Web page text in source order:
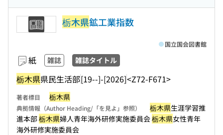
栃木県鉱工業指数
紙 雑誌 雑誌タイトル
栃木県県民生活部[19--]-[2026]<Z72-F671>
国立国会図書館
著者標目 栃木県
典拠情報（Author Heading/「を見よ」参照） 栃木県生涯学習推
進本部栃木県婦人青年海外研修実施委員会栃木県女性青年
海外研修実施委員会